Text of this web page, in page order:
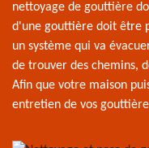
nettoyage de gouttière
d'une gouttière doit être
un système qui va
de trouver des chemins,
Afin que votre maison
entretien de vos